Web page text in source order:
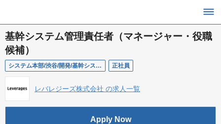
基幹システム管理責任者（マネージャー・役職
候補）
システム本部/渋谷/開発/基幹システム管理責任者（マネージャー・役職候補） 正社員
レバレジーズ株式会社 の求人一覧
Apply Now